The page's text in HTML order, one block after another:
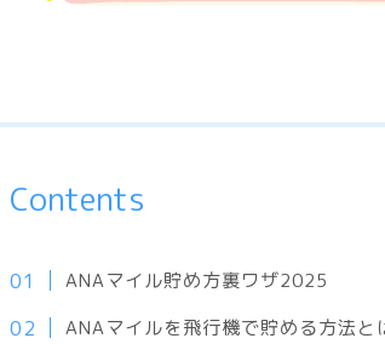
Contents
ANAマイル貯め方裏ワザ2025
ANAマイルを飛行機で貯める方法と